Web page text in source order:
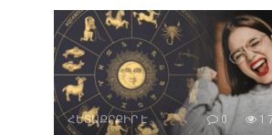
ՀԵՏԱՔՐՔԻՐ Է 0 1